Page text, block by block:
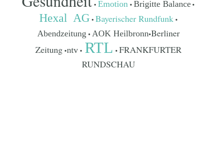
•Emotion •Brigitte Balance•
Hexal AG• Bayerischer Rundfunk•
Abendzeitung • AOK Heilbronn•Berliner
Zeitung•ntv• RTL • FRANKFURTER
RUNDSCHAU